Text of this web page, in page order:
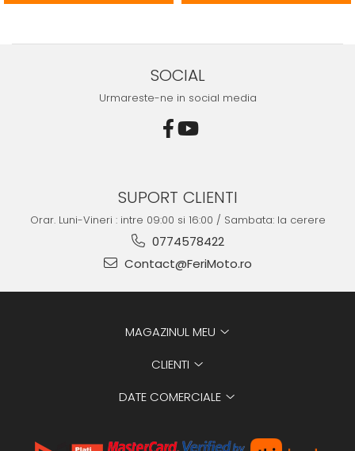
SOCIAL
Urmareste-ne in social media
SUPORT CLIENTI
Orar. Luni-Vineri : intre 09:00 si 16:00 / Sambata: la cerere
0774578422
Contact@FeriMoto.ro
MAGAZINUL MEU
CLIENTI
DATE COMERCIALE